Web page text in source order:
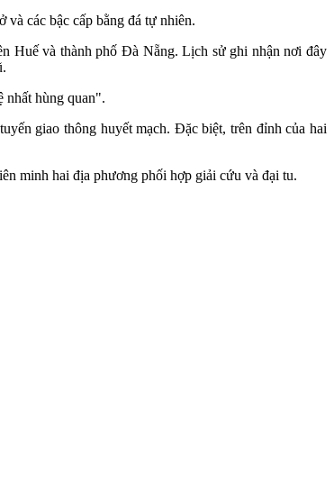
các bậc cấp bằng đá tự nhiên.
Huế và thành phố Đà Nẵng. Lịch sử ghi nhận nơi đây
nhất hùng quan".
giao thông huyết mạch. Đặc biệt, trên đỉnh của hai
minh hai địa phương phối hợp giải cứu và đại tu.